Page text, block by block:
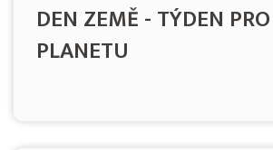
DEN ZEMĚ - TÝDEN
PLANETU